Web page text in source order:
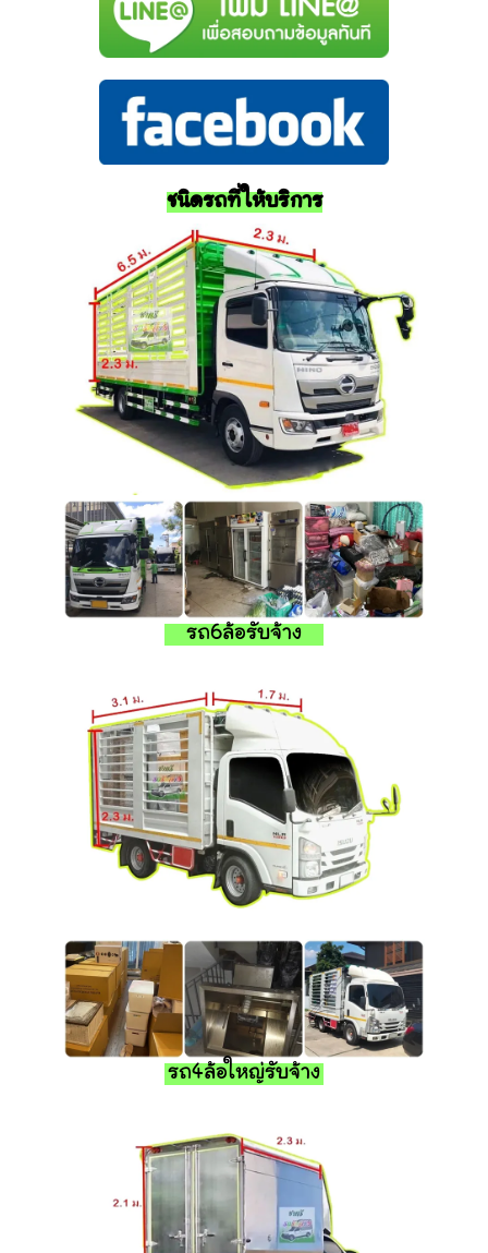
ชนิดรถที่ให้บริการ
รถ6ล้อรับจ้าง
รถ4ล้อใหญ่รับจ้าง